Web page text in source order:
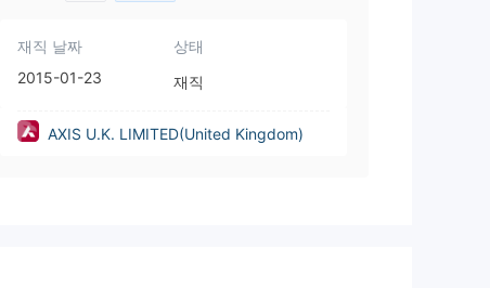
재직 날짜
2015-01-23
상태
재직
AXIS U.K. LIMITED(United Kingdom)